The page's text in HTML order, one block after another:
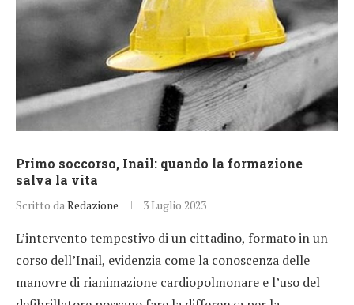
Primo soccorso, Inail: quando la formazione
salva la vita
Scritto da Redazione 3 Luglio 2023
L’intervento tempestivo di un cittadino, formato in un
corso dell’Inail, evidenzia come la conoscenza delle
manovre di rianimazione cardiopolmonare e l’uso del